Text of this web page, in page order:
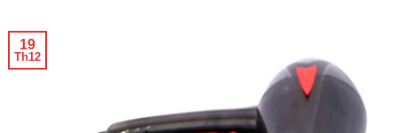
19
Th12